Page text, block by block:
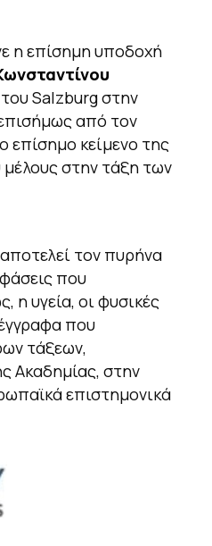
η επίσημη υποδοχή
Salzburg στην
από τον
επίσημο κείμενο της
στην τάξη των
τον πυρήνα
που
η υγεία, οι φυσικές
που
τάξεων,
Ακαδημίας, στην
επιστημονικά